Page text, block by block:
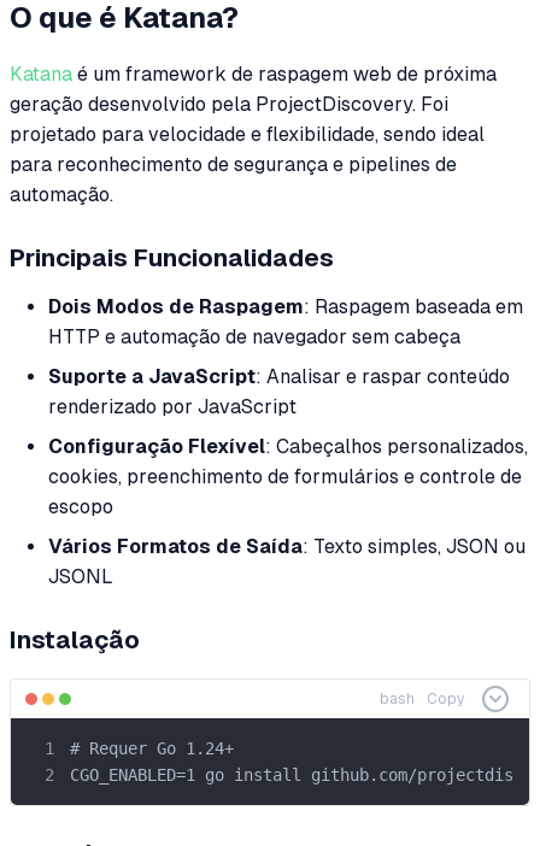
O que é Katana?
Katana é um framework de raspagem web de próxima
geração desenvolvido pela ProjectDiscovery. Foi
projetado para velocidade e flexibilidade, sendo ideal
para reconhecimento de segurança e pipelines de
automação.
Principais Funcionalidades
Dois Modos de Raspagem: Raspagem baseada em
HTTP e automação de navegador sem cabeça
Suporte a JavaScript: Analisar e raspar conteúdo
renderizado por JavaScript
Configuração Flexível: Cabeçalhos personalizados,
cookies, preenchimento de formulários e controle de
escopo
Vários Formatos de Saída: Texto simples, JSON ou
JSONL
Instalação
bash Copy
# Requer Go 1.24+
CGO_ENABLED=1 go install github.com/